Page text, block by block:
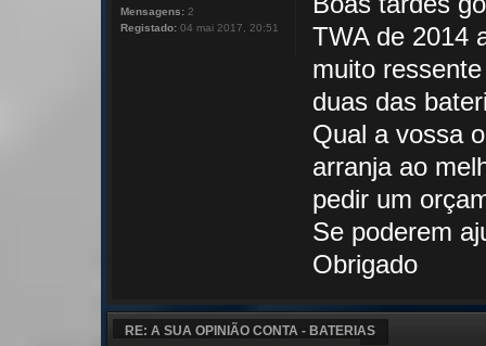
TWA de 2014
muito
duas das
Qual a vossa
arranja ao
pedir um
Se poderem
Obrigado
Mensagens: 2
Registado: 04 mai 2017, 20:51
RE: A SUA OPINIÃO CONTA - BATERIAS